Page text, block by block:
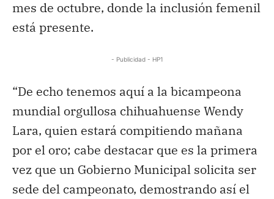
mes de octubre, donde la inclusión femenil
está presente.
- Publicidad - HP1
“De echo tenemos aquí a la bicampeona
mundial orgullosa chihuahuense Wendy
Lara, quien estará compitiendo mañana
por el oro; cabe destacar que es la primera
vez que un Gobierno Municipal solicita ser
sede del campeonato, demostrando así el